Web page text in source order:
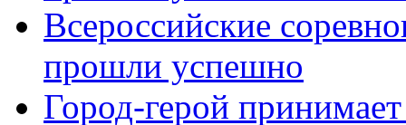
Всероссийские
прошли успешно
Город-герой